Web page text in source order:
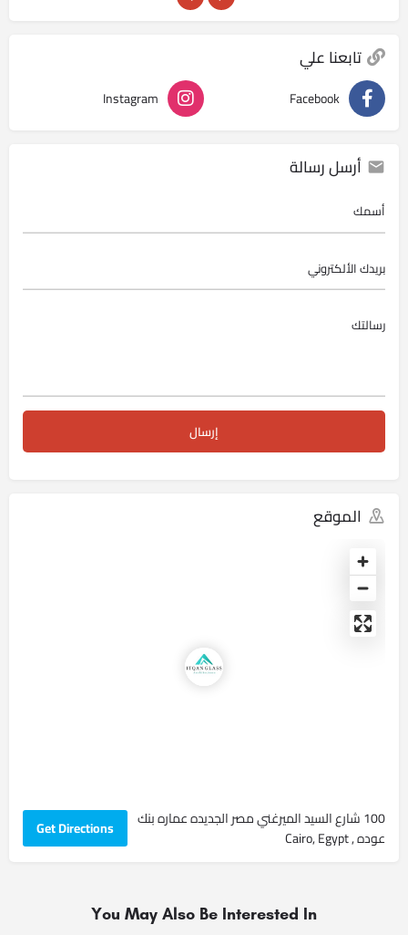
تابعنا علي
Facebook
Instagram
أرسل رسالة
الموقع
100 شارع السيد الميرغني مصر الجديده عماره بنك
عوده , Cairo, Egypt
Get Directions
You May Also Be Interested In